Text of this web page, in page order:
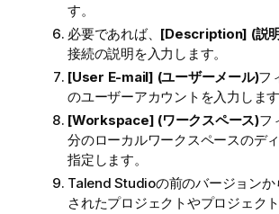
す。
必要であれば、 [Description] (説
接続の説明を入力します。
[User E-mail] (ユーザーメール)フ
のユーザーアカウントを入力します
[Workspace] (ワークスペース)フ
分のローカルワークスペースのデ
指定します。
Talend Studioの前のバージョンか
されたプロジェクトやプロジェク